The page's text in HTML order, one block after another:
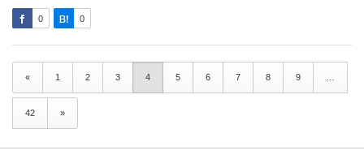
0 0
« 1 2 3 4 5 6 7 8 9
42 »